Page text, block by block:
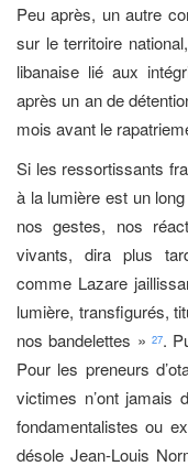
Peu après, un autre
sur le territoire
libanaise lié aux
après un an de
mois avant le
Si les ressortissants
à la lumière est un
nos gestes, nos
vivants, dira plus
comme Lazare
lumière, transfigurés,
nos bandelettes » 27.
Pour les preneurs
victimes n’ont jamais
fondamentalistes ou
désole Jean-Louis